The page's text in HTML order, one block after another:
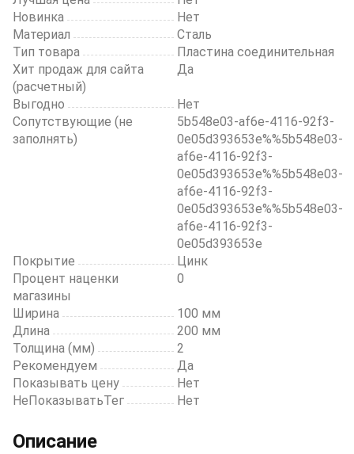
Новинка
Нет
Материал
Сталь
Тип товара
Пластина соединительная
Хит продаж для сайта
(расчетный)
Да
Выгодно
Нет
Сопутствующие (не
заполнять)
5b548e03-af6e-4116-92f3-
0e05d393653e%%5b548e03-
af6e-4116-92f3-
0e05d393653e%%5b548e03-
af6e-4116-92f3-
0e05d393653e%%5b548e03-
af6e-4116-92f3-
0e05d393653e
Покрытие
Цинк
Процент наценки
магазины
0
Ширина
100 мм
Длина
200 мм
Толщина (мм)
2
Рекомендуем
Да
Показывать цену
Нет
НеПоказыватьТег
Нет
Описание